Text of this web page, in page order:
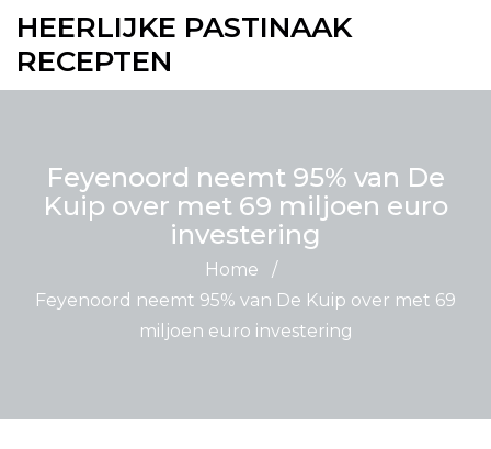
HEERLIJKE PASTINAAK
RECEPTEN
Feyenoord neemt 95% van De
Kuip over met 69 miljoen euro
investering
Home
/
Feyenoord neemt 95% van De Kuip over met 69
miljoen euro investering